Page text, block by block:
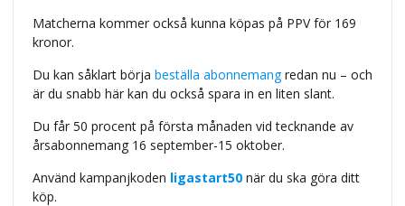
Matcherna kommer också kunna köpas på PPV för 169
kronor.
Du kan såklart börja beställa abonnemangredan nu – och
är du snabb här kan du också spara in en liten slant.
Du får 50 procent på första månaden vid tecknande av
årsabonnemang 16 september-15 oktober.
Använd kampanjkoden ligastart50när du ska göra ditt
köp.